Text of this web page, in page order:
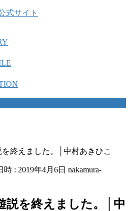
終えました。│中村あきひこ
時 : 2019年4月6日 nakamura-
説を終えました。│中